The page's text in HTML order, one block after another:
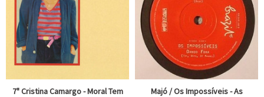
7" Cristina Camargo - Moral Tem
Majó / Os Impossíveis - As